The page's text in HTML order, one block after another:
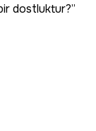
dostluktur?”